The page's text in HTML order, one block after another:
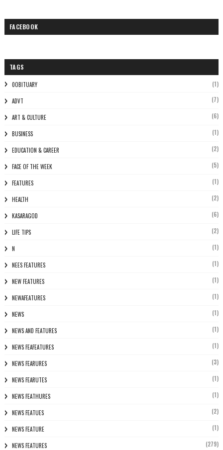
FACEBOOK
TAGS
0OBITUARY (1)
ADVT (7)
ART & CULTURE (6)
BUSINESS (1)
EDUCATION & CAREER (2)
FACE OF THE WEEK (5)
FEATURES (1)
HEALTH (2)
KASARAGOD (6)
LIFE TIPS (2)
N (1)
NEES FEATURES (1)
NEW FEATURES (1)
NEWAFEATURES (1)
NEWS (1)
NEWS AND FEATURES (1)
NEWS FEAFEATURES (1)
NEWS FEARURES (3)
NEWS FEARUTES (1)
NEWS FEATHURES (1)
NEWS FEATUES (2)
NEWS FEATURE (1)
NEWS FEATURES (279)